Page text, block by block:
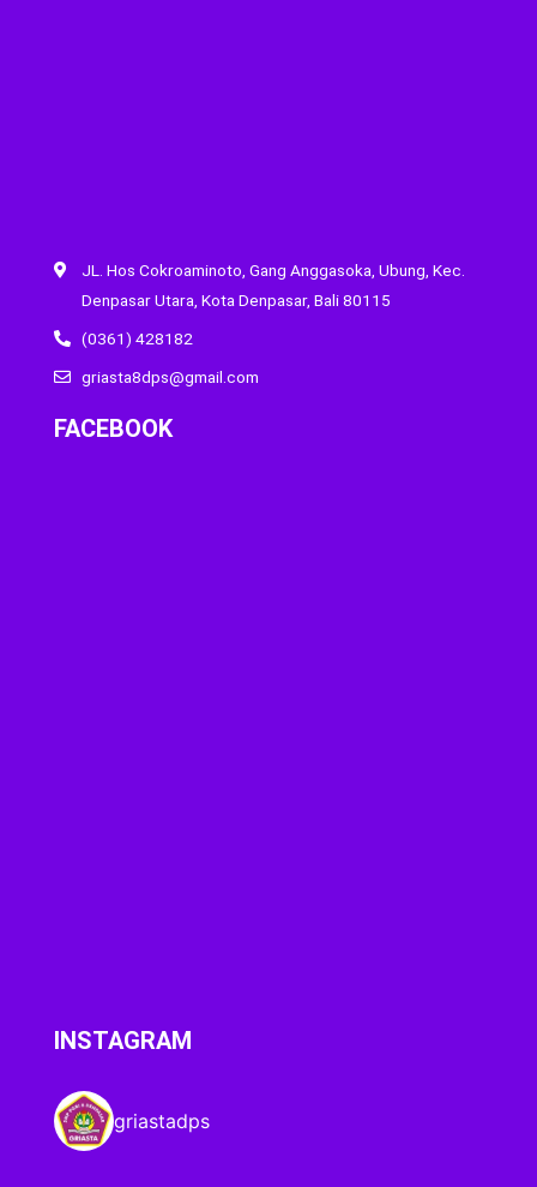
JL. Hos Cokroaminoto, Gang Anggasoka, Ubung, Kec.
Denpasar Utara, Kota Denpasar, Bali 80115
(0361) 428182
griasta8dps@gmail.com
FACEBOOK
INSTAGRAM
griastadps